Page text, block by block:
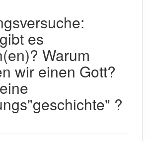
es
Warum
wir einen Gott?
?